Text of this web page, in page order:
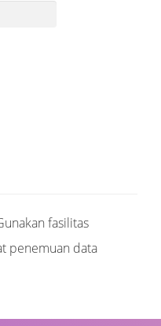
fasilitas
penemuan data